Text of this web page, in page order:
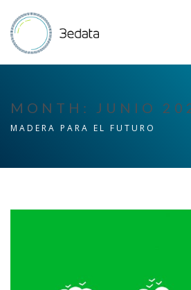
MONTH: JUNIO
MADERA PARA EL FUTURO